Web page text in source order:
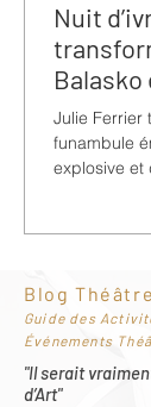
Nuit
Julie Ferrier
funambule
explosive et
Blog Théâtre
Guide des
Événements
"Il serait
d’Art"